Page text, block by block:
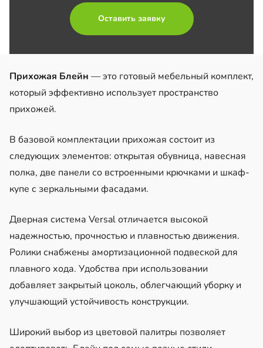
Оставить заявку
Прихожая Блейн — это готовый мебельный комплект,
который эффективно использует пространство
прихожей.
В базовой комплектации прихожая состоит из
следующих элементов: открытая обувница, навесная
полка, две панели со встроенными крючками и шкаф-
купе с зеркальными фасадами.
Дверная система Versal отличается высокой
надежностью, прочностью и плавностью движения.
Ролики снабжены амортизационной подвеской для
плавного хода. Удобства при использовании
добавляет закрытый цоколь, облегчающий уборку и
улучшающий устойчивость конструкции.
Широкий выбор из цветовой палитры позволяет